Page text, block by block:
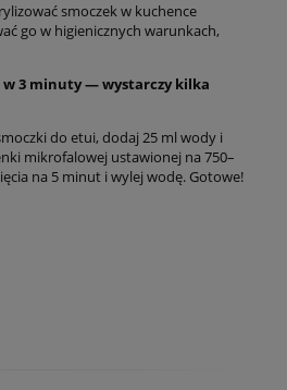
smoczek w kuchence
go w higienicznych warunkach,
3 minuty — wystarczy kilka
do etui, dodaj 25 ml wody i
mikrofalowej ustawionej na 750–
na 5 minut i wylej wodę. Gotowe!